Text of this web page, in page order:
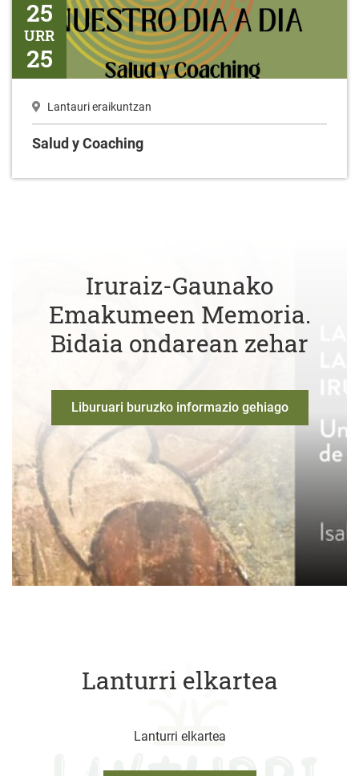
25
URR
25
Lantauri eraikuntzan
Salud y Coaching
Iruraiz-Gaunako
Emakumeen Memoria.
Bidaia ondarean zehar
Liburuari buruzko informazio gehiago
Lanturri elkartea
Lanturri elkartea